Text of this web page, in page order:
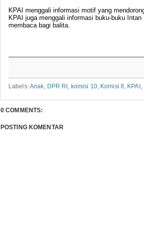
KPAI menggali informasi motif yang
KPAI juga menggali informasi buku-buku
membaca bagi balita.
Labels:Anak, DPR RI, komisi 10, Komisi 8, KPAI,
0 COMMENTS:
POSTING KOMENTAR